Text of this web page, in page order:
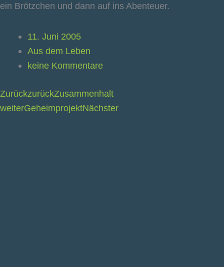
ein Brötzchen und dann auf ins Abenteuer.
11. Juni 2005
Aus dem Leben
keine Kommentare
ZurückzurückZusammenhalt
weiterGeheimprojektNächster